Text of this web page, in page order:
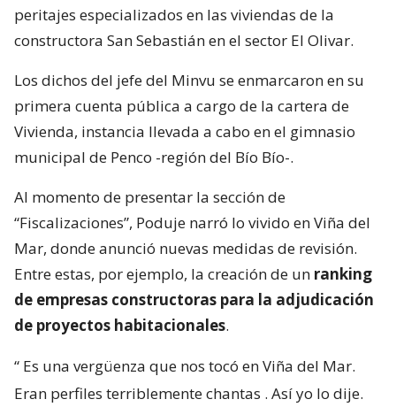
peritajes especializados en las viviendas de la
constructora San Sebastián en el sector El Olivar.
Los dichos del jefe del Minvu se enmarcaron en su
primera cuenta pública a cargo de la cartera de
Vivienda, instancia llevada a cabo en el gimnasio
municipal de Penco -región del Bío Bío-.
Al momento de presentar la sección de
“Fiscalizaciones”, Poduje narró lo vivido en Viña del
Mar, donde anunció nuevas medidas de revisión.
Entre estas, por ejemplo, la creación de un ranking
de empresas constructoras para la adjudicación
de proyectos habitacionales.
“ Es una vergüenza que nos tocó en Viña del Mar.
Eran perfiles terriblemente chantas . Así yo lo dije.